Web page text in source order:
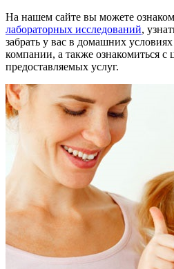
На нашем сайте вы можете
лабораторных исследований,
забрать у вас в домашних
компании, а также ознакомиться
предоставляемых услуг.